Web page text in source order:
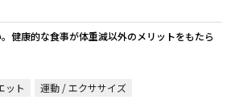
健康的な食事が体重減以外のメリットをもたら
ット 運動 / エクササイズ